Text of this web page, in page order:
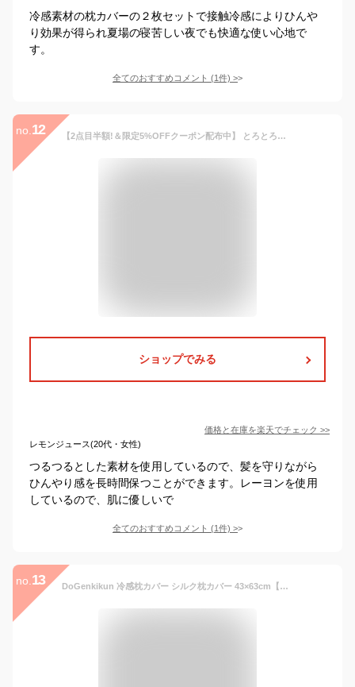
冷感素材の枕カバーの２枚セットで接触冷感によりひんや
り効果が得られ夏場の寝苦しい夜でも快適な使い心地で
す。
全てのおすすめコメント (1件) >
no. 12 【2点目半額!＆限定5%OFFクーポン配布中】 とろとろ枕カバー 冷感枕カバー Verilady 正規品 ふわっとろ 洗える 肌掛け枕カバー 肌枕カバー タオル枕カバー くしゅくしゅ枕カバー レーヨン枕カバー マシュマロ枕カバー オールシーズン 冷感 夏掛け枕カバー 母の日 ギフト
ショップでみる
価格と在庫を楽天でチェック >>
レモンジュース(20代・女性)
つるつるとした素材を使用しているので、髪を守りながら
ひんやり感を長時間保つことができます。レーヨンを使用
しているので、肌に優しいで
全てのおすすめコメント (1件) >
no. 13 DoGenkikun 冷感枕カバー シルク枕カバー 43×63cm【接触冷感 Q-MAX0.42】ひんやり 冷感×吸汗通気性 片面シルク 美髪・美肌 摩擦軽減 吸湿通気 洗える 夏用ピローケース 暑さ対策 リバーシブル仕様 ローズ